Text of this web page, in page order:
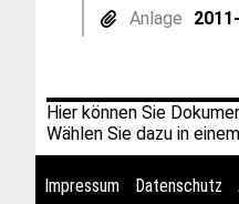
Anlage
Hier können Sie
Wählen Sie dazu in
Impressum Datenschutz